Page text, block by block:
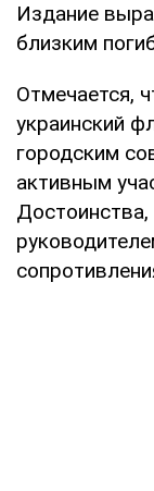
Издание
близким
Отмечается,
украинский
городским
активным